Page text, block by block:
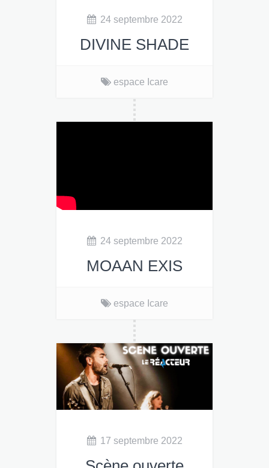
24 septembre 2022
DIVINE SHADE
DIVINE SHADE
espace Icare
24 septembre 2022
MOAAN EXIS
MOAAN EXIS
12€
en prévente, 15€ sur place
espace Icare
17 septembre 2022